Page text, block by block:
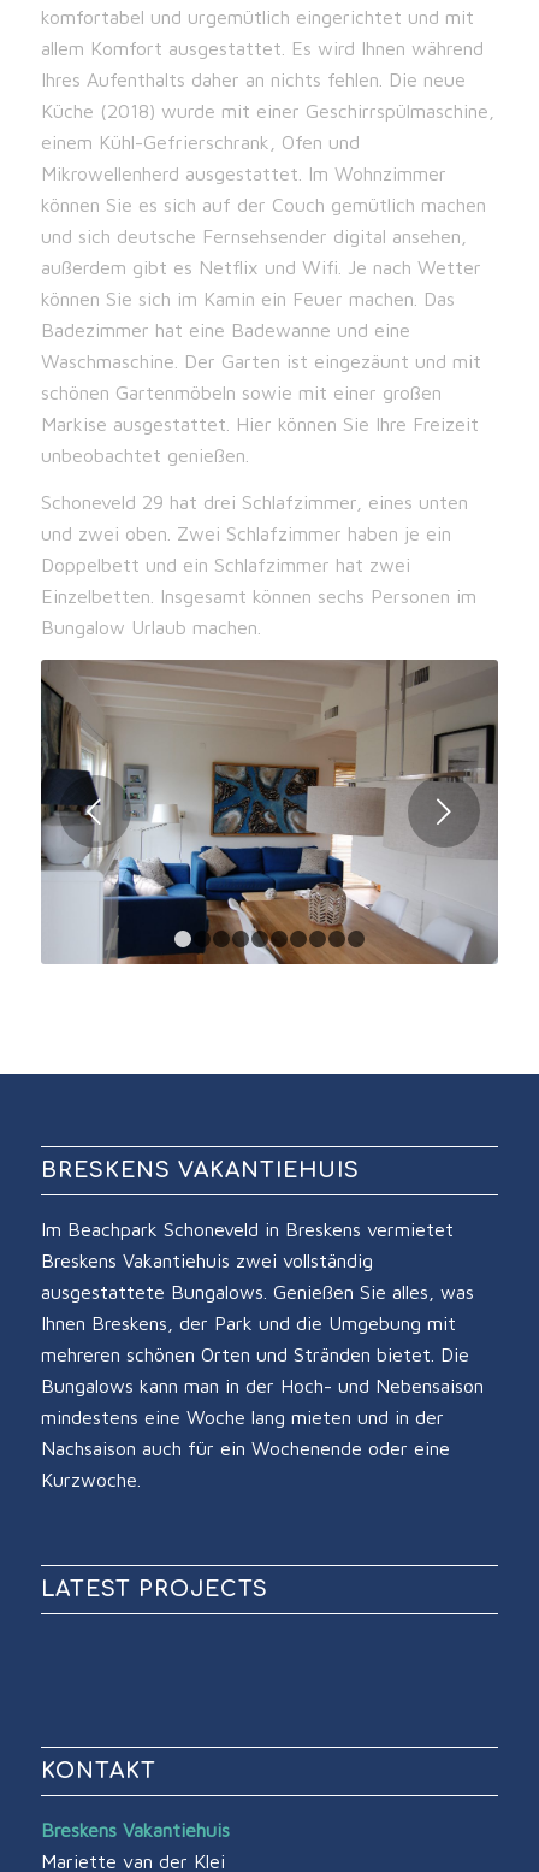
komfortabel und urgemütlich eingerichtet und mit
allem Komfort ausgestattet. Es wird Ihnen während
Ihres Aufenthalts daher an nichts fehlen. Die neue
Küche (2018) wurde mit einer Geschirrspülmaschine,
einem Kühl-Gefrierschrank, Ofen und
Mikrowellenherd ausgestattet. Im Wohnzimmer
können Sie es sich auf der Couch gemütlich machen
und sich deutsche Fernsehsender digital ansehen,
außerdem gibt es Netflix und Wifi. Je nach Wetter
können Sie sich im Kamin ein Feuer machen. Das
Badezimmer hat eine Badewanne und eine
Waschmaschine. Der Garten ist eingezäunt und mit
schönen Gartenmöbeln sowie mit einer großen
Markise ausgestattet. Hier können Sie Ihre Freizeit
unbeobachtet genießen.
Schoneveld 29 hat drei Schlafzimmer, eines unten
und zwei oben. Zwei Schlafzimmer haben je ein
Doppelbett und ein Schlafzimmer hat zwei
Einzelbetten. Insgesamt können sechs Personen im
Bungalow Urlaub machen.
Weiter
1 2 8 9 10
BRESKENS VAKANTIEHUIS
Im Beachpark Schoneveld in Breskens vermietet
Breskens Vakantiehuis zwei vollständig
ausgestattete Bungalows. Genießen Sie alles, was
Ihnen Breskens, der Park und die Umgebung mit
mehreren schönen Orten und Stränden bietet. Die
Bungalows kann man in der Hoch- und Nebensaison
mindestens eine Woche lang mieten und in der
Nachsaison auch für ein Wochenende oder eine
Kurzwoche.
LATEST PROJECTS
KONTAKT
Breskens Vakantiehuis
Mariette van der Klei